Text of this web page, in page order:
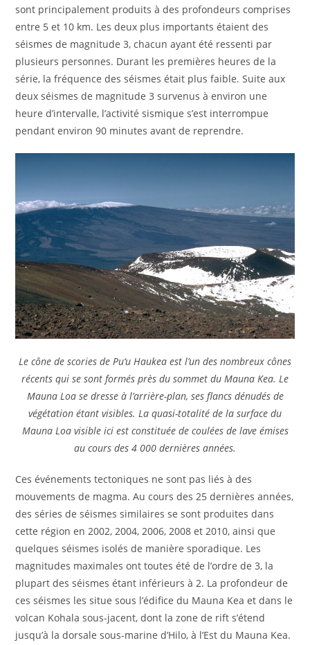
sont principalement produits à des profondeurs comprises
entre 5 et 10 km. Les deux plus importants étaient des
séismes de magnitude 3, chacun ayant été ressenti par
plusieurs personnes. Durant les premières heures de la
série, la fréquence des séismes était plus faible. Suite aux
deux séismes de magnitude 3 survenus à environ une
heure d’intervalle, l’activité sismique s’est interrompue
pendant environ 90 minutes avant de reprendre.
Le cône de scories de Pu‘u Haukea est l’un des nombreux cônes
récents qui se sont formés près du sommet du Mauna Kea. Le
Mauna Loa se dresse à l’arrière-plan, ses flancs dénudés de
végétation étant visibles. La quasi-totalité de la surface du
Mauna Loa visible ici est constituée de coulées de lave émises
au cours des 4 000 dernières années.
Ces événements tectoniques ne sont pas liés à des
mouvements de magma. Au cours des 25 dernières années,
des séries de séismes similaires se sont produites dans
cette région en 2002, 2004, 2006, 2008 et 2010, ainsi que
quelques séismes isolés de manière sporadique. Les
magnitudes maximales ont toutes été de l’ordre de 3, la
plupart des séismes étant inférieurs à 2. La profondeur de
ces séismes les situe sous l’édifice du Mauna Kea et dans le
volcan Kohala sous-jacent, dont la zone de rift s’étend
jusqu’à la dorsale sous-marine d’Hilo, à l’Est du Mauna Kea.